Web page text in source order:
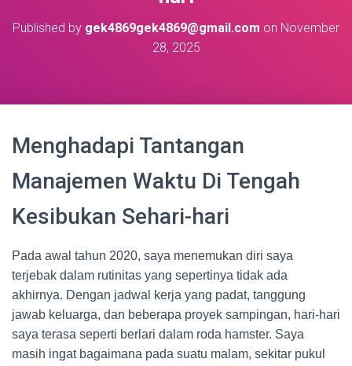
Published by gek4869gek4869@gmail.com on November
28, 2025
Menghadapi Tantangan
Manajemen Waktu Di Tengah
Kesibukan Sehari-hari
Pada awal tahun 2020, saya menemukan diri saya
terjebak dalam rutinitas yang sepertinya tidak ada
akhirnya. Dengan jadwal kerja yang padat, tanggung
jawab keluarga, dan beberapa proyek sampingan, hari-hari
saya terasa seperti berlari dalam roda hamster. Saya
masih ingat bagaimana pada suatu malam, sekitar pukul